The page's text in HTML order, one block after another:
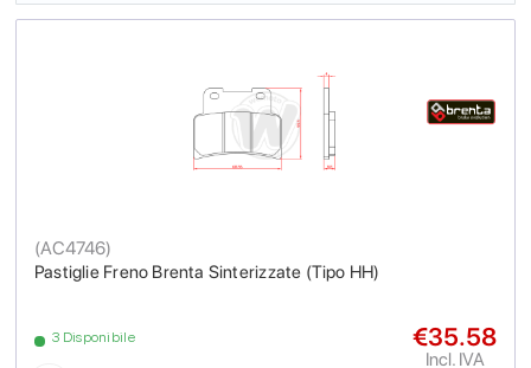
Pastiglie Freno Brenta Sinterizzate (Tipo HH)
(AC4746)
3 Disponibile €35.58
Incl. IVA